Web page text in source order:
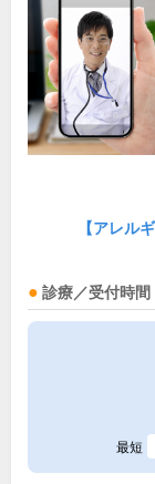
【アレル
診療／受付時間
最短